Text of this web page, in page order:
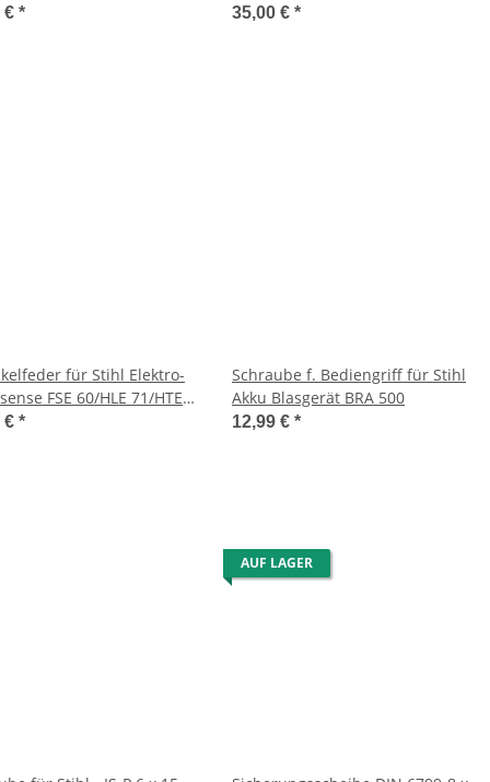
171/181/192/210/211/230/251-
€ *
56/70/75/101/130/131 - HTE 60
35,00 € *
für Stihl Elektro-
FSE 60/HLE 71/HTE
€ *
Schraube f. Bediengriff für Stihl
Akku Blasgerät BRA 500
12,99 € *
AUF LAGER